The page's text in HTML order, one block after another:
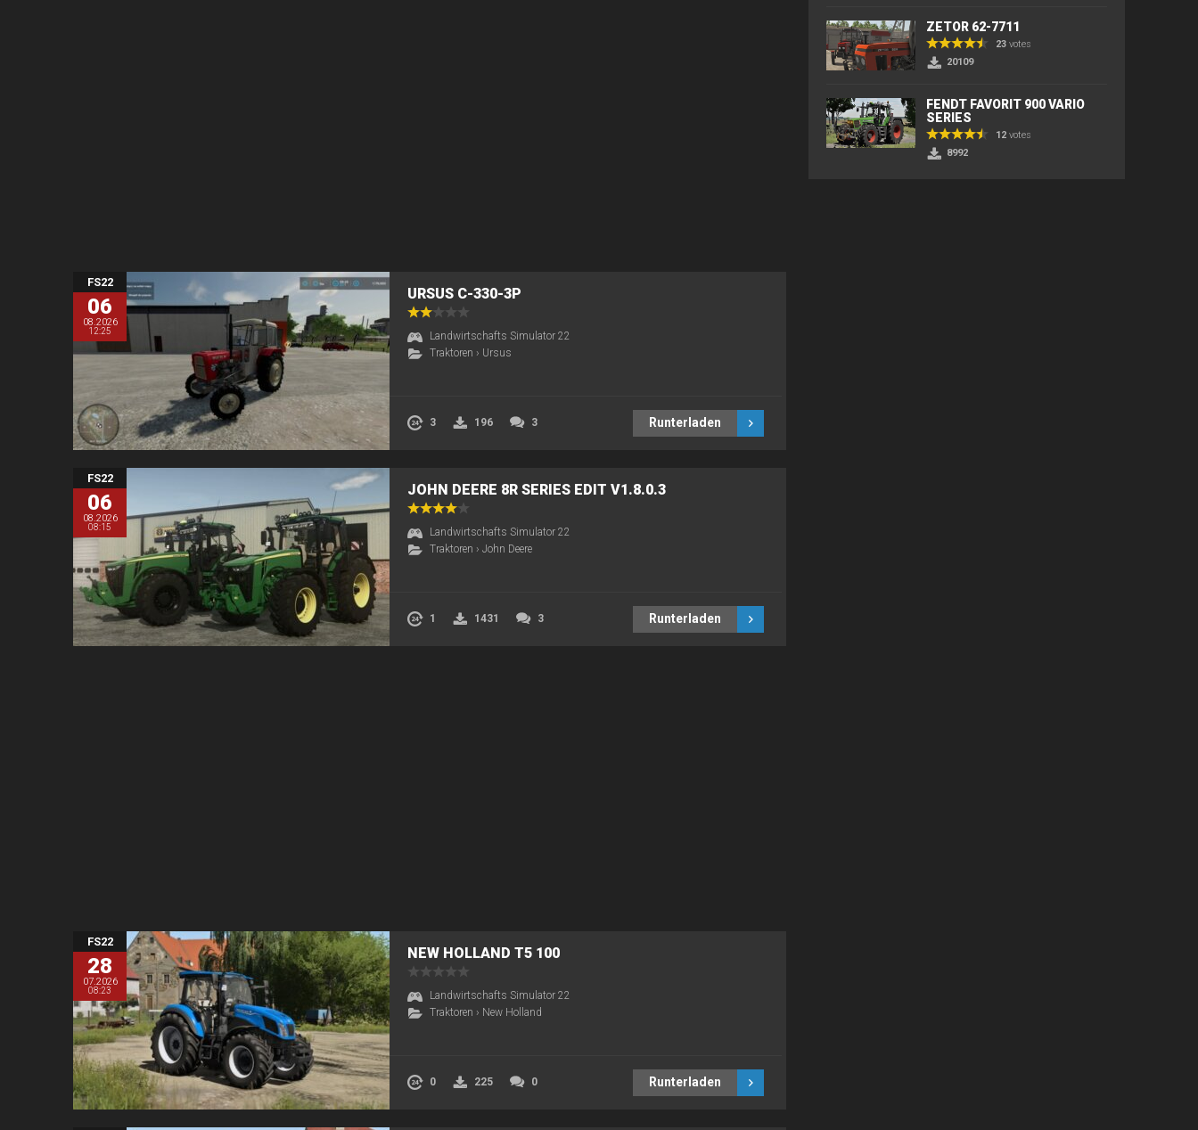
FS22
06
08.2026
12:25
URSUS C-330-3P
Landwirtschafts Simulator 22
Traktoren › Ursus
3 196 3 Runterladen
FS22
06
08.2026
08:15
JOHN DEERE 8R SERIES EDIT V1.8.0.3
Landwirtschafts Simulator 22
Traktoren › John Deere
1 1431 3 Runterladen
FS22
28
07.2026
08:23
NEW HOLLAND T5 100
Landwirtschafts Simulator 22
Traktoren › New Holland
0 225 0 Runterladen
ZETOR 62-7711
23 votes
20109
FENDT FAVORIT 900 VARIO
SERIES
12 votes
8992